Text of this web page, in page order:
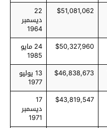
$51,081,062
22
ديسمبر
1964
$50,327,960 24 مايو
1985
$46,838,673 13 يوليو
1977
$43,819,547
17
ديسمبر
1971